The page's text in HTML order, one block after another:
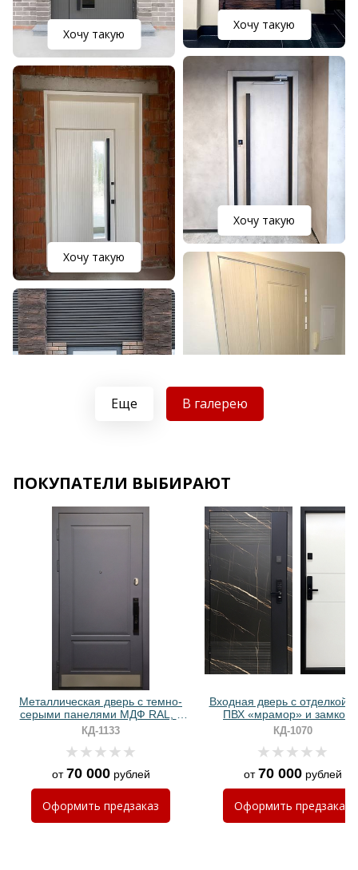
Хочу такую
Хочу такую
Хочу такую
Хочу такую
Хочу такую
Хочу такую
Еще В галерею
ПОКУПАТЕЛИ ВЫБИРАЮТ
Металлическая дверь с темно-
серыми панелями МДФ RAL, с
отбойником и биометрическим
замком
КД-1133
от70 000рублей
Оформить предзаказ
Входная дверь с отделкой
ПВХ «мрамор» и замком
биометрией
КД-1070
от70 000рублей
Оформить предзаказ